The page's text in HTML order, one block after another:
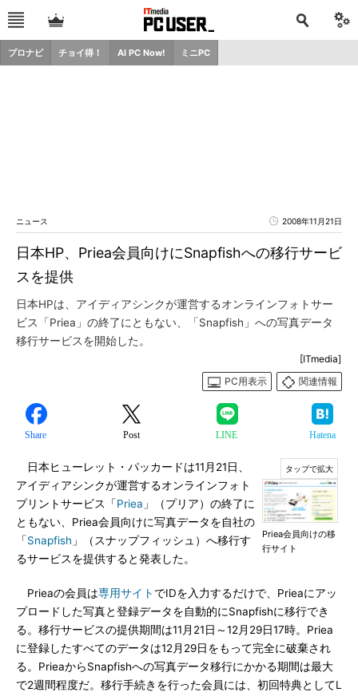
プロナビ チョイ得！ AI PC Now! ミニPC
ニュース 2008年11月21日
日本HP、Priea会員向けにSnapfishへの移行サービ
スを提供
日本HPは、アイディアシンクが運営するオンラインフォトサー
ビス「Priea」の終了にともない、「Snapfish」への写真データ
移行サービスを開始した。
[ITmedia]
PC用表示
関連情報
Share Post LINE Hatena
Priea会員向けの移
行サイト
日本ヒューレット・パッカードは11月21日、
アイディアシンクが運営するオンラインフォト
プリントサービス「Priea 」（プリア）の終了に
ともない、Priea会員向けに写真データを自社の
「Snapfish 」（スナップフィッシュ）へ移行す
るサービスを提供すると発表した。
Prieaの会員は専用サイト でIDを入力するだけで、Prieaにアッ
プロードした写真と登録データを自動的にSnapfishに移行でき
る。移行サービスの提供期間は11月21日～12月29日17時。Priea
に登録したすべてのデータは12月29日をもって完全に破棄され
る。PrieaからSnapfishへの写真データ移行にかかる期間は最大
で2週間程度だ。移行手続きを行った会員には、初回特典としてL